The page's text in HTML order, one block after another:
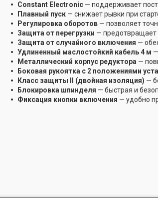
Constant Electronic— поддерживает
Плавный пуск— снижает рывки при
Регулировка оборотов— позволяет
Защита от перегрузки — предотвращает
Защита от случайного включения —
Удлиненный маслостойкий кабель 4 м
Металлический корпус редуктора —
Боковая рукоятка с 2 положениями
Класс защиты II (двойная изоляция) —
Блокировка шпинделя — быстрая и
Фиксация кнопки включения — удобно